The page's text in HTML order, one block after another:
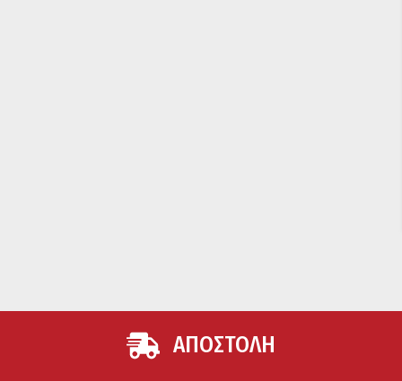
ΑΠΟΣΤΟΛΗ